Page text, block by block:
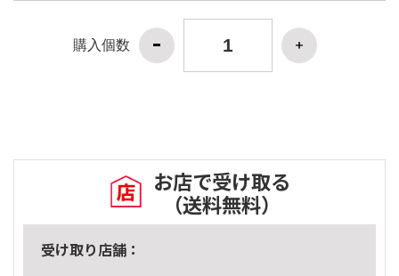
購入個数
お店で受け取る
（送料無料）
受け取り店舗：